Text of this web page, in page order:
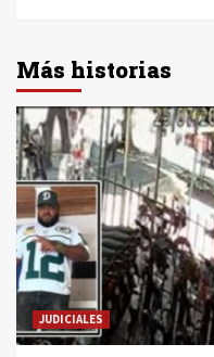
Más historias
JUDICIALES